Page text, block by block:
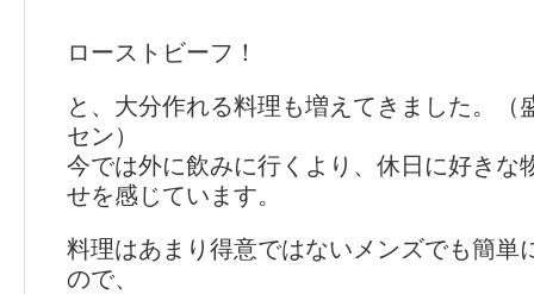
ローストビーフ！
と、大分作れる料理も増えてきました。（
セン）
今では外に飲みに行くより、休日に好きな
せを感じています。
料理はあまり得意ではないメンズでも簡単
ので、